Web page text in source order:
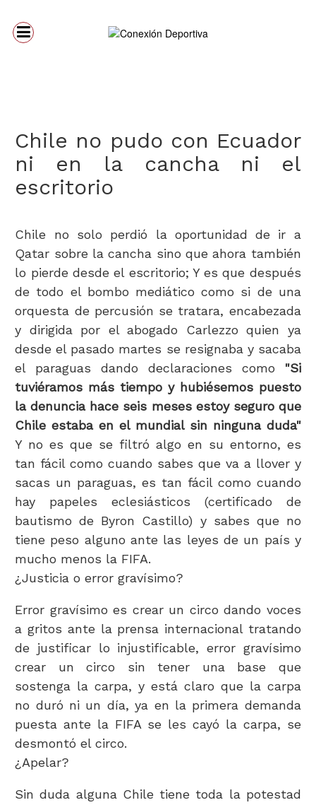
Chile no pudo con Ecuador
ni en la cancha ni el
escritorio
Chile no solo perdió la oportunidad de ir a
Qatar sobre la cancha sino que ahora también
lo pierde desde el escritorio; Y es que después
de todo el bombo mediático como si de una
orquesta de percusión se tratara, encabezada
y dirigida por el abogado Carlezzo quien ya
desde el pasado martes se resignaba y sacaba
el paraguas dando declaraciones como "Si
tuviéramos más tiempo y hubiésemos puesto
la denuncia hace seis meses estoy seguro que
Chile estaba en el mundial sin ninguna duda"
Y no es que se filtró algo en su entorno, es
tan fácil como cuando sabes que va a llover y
sacas un paraguas, es tan fácil como cuando
hay papeles eclesiásticos (certificado de
bautismo de Byron Castillo) y sabes que no
tiene peso alguno ante las leyes de un país y
mucho menos la FIFA.
¿Justicia o error gravísimo?
Error gravísimo es crear un circo dando voces
a gritos ante la prensa internacional tratando
de justificar lo injustificable, error gravísimo
crear un circo sin tener una base que
sostenga la carpa, y está claro que la carpa
no duró ni un día, ya en la primera demanda
puesta ante la FIFA se les cayó la carpa, se
desmontó el circo.
¿Apelar?
Sin duda alguna Chile tiene toda la potestad